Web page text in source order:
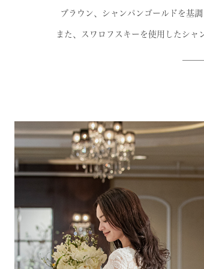
ブラウン、シャンパンゴールドを基調
また、スワロフスキーを使用した シャ